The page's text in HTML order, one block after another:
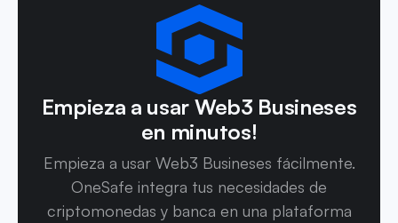
Empieza a usar Web3 Busineses
en minutos!
Empieza a usar Web3 Busineses fácilmente.
OneSafe integra tus necesidades de
criptomonedas y banca en una plataforma